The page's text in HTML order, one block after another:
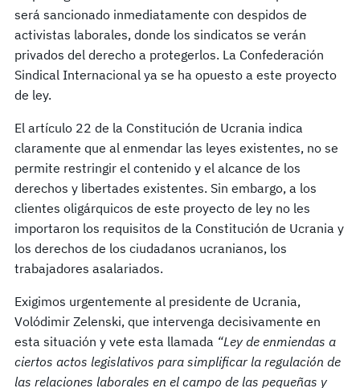
será sancionado inmediatamente con despidos de
activistas laborales, donde los sindicatos se verán
privados del derecho a protegerlos. La Confederación
Sindical Internacional ya se ha opuesto a este proyecto
de ley.
El artículo 22 de la Constitución de Ucrania indica
claramente que al enmendar las leyes existentes, no se
permite restringir el contenido y el alcance de los
derechos y libertades existentes. Sin embargo, a los
clientes oligárquicos de este proyecto de ley no les
importaron los requisitos de la Constitución de Ucrania y
los derechos de los ciudadanos ucranianos, los
trabajadores asalariados.
Exigimos urgentemente al presidente de Ucrania,
Volódimir Zelenski, que intervenga decisivamente en
esta situación y vete esta llamada “Ley de enmiendas a
ciertos actos legislativos para simplificar la regulación de
las relaciones laborales en el campo de las pequeñas y